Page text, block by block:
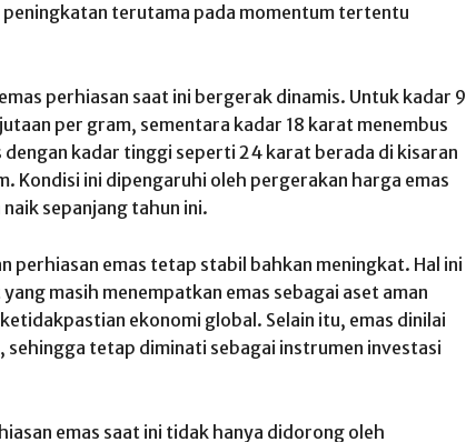
terutama pada momentum tertentu
perhiasan saat ini bergerak dinamis. Untuk kadar 9
per gram, sementara kadar 18 karat menembus
dengan kadar tinggi seperti 24 karat berada di kisaran
Kondisi ini dipengaruhi oleh pergerakan harga emas
sepanjang tahun ini.
emas tetap stabil bahkan meningkat. Hal ini
masih menempatkan emas sebagai aset aman
ekonomi global. Selain itu, emas dinilai
tetap diminati sebagai instrumen investasi
emas saat ini tidak hanya didorong oleh